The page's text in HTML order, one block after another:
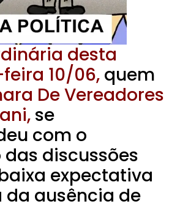
desta
10/06, quem
De Vereadores
se
com o
discussões
expectativa
da ausência de